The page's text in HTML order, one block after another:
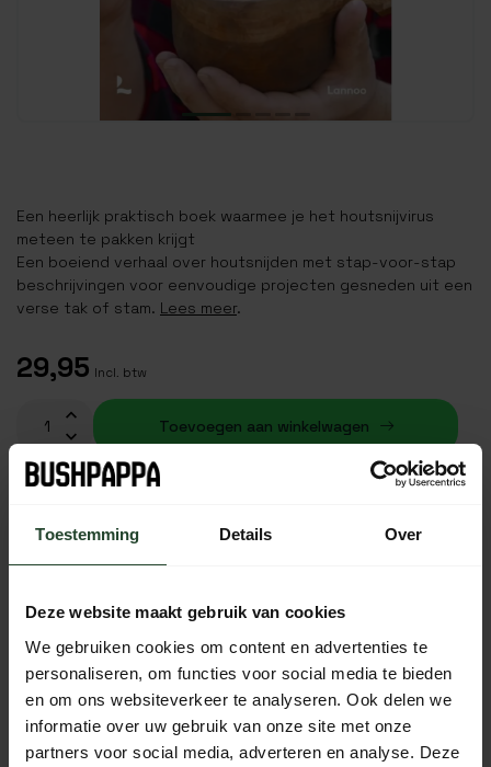
Toestemming Details Over
Deze website maakt gebruik van cookies
We gebruiken cookies om content en advertenties te
personaliseren, om functies voor social media te bieden
en om ons websiteverkeer te analyseren. Ook delen we
informatie over uw gebruik van onze site met onze
partners voor social media, adverteren en analyse. Deze
Een heerlijk praktisch boek waarmee je het houtsnijvirus
meteen te pakken krijgt
Een boeiend verhaal over houtsnijden met stap-voor-stap
beschrijvingen voor eenvoudige projecten gesneden uit een
verse tak of stam. Lees meer.
29,95 Incl. btw
Toevoegen aan winkelwagen
Op voorraad (20)
14 dagen bedenktijd met no-nonsens retourbeleid
Ma t/m Vr voor 17:00 besteld, dezelfde dag verzonden
Iedere dag bereikbaar van 10:00 tot 20:00 via de chat,
telefoon of email